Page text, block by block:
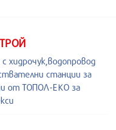
с хидрочук,водопровод
станции за
от ТОПОЛ-ЕКО за